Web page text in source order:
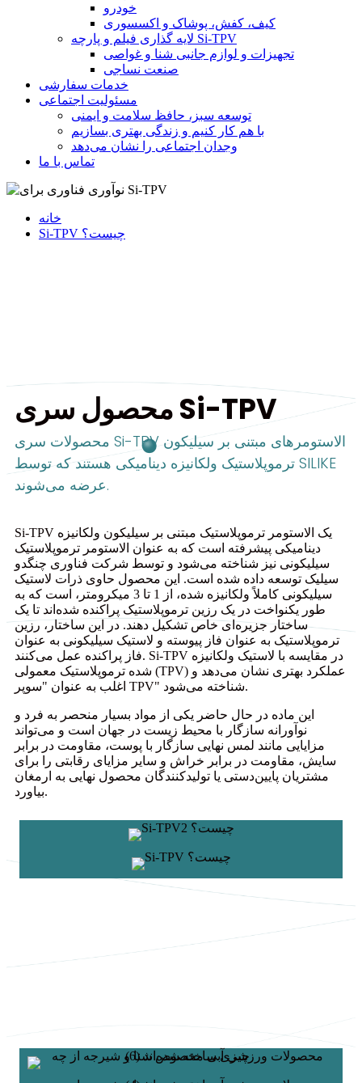
خودرو
کیف، کفش، پوشاک و اکسسوری
لایه گذاری فیلم و پارچه Si-TPV
تجهیزات و لوازم جانبی شنا و غواصی
صنعت نساجی
خدمات سفارشی
مسئولیت اجتماعی
توسعه سبز، حافظ سلامت و ایمنی
با هم کار کنیم و زندگی بهتری بسازیم
وجدان اجتماعی را نشان می‌دهد
تماس با ما
خانه
Si-TPV چیست؟
محصول سری Si-TPV
محصولات سری Si-TPV الاستومرهای مبتنی بر سیلیکون
ترموپلاستیک ولکانیزه دینامیکی هستند که توسط SILIKE
عرضه می‌شوند.
Si-TPV یک الاستومر ترموپلاستیک مبتنی بر سیلیکون ولکانیزه
دینامیکی پیشرفته است که به عنوان الاستومر ترموپلاستیک
سیلیکونی نیز شناخته می‌شود و توسط شرکت فناوری چنگدو
سیلیک توسعه داده شده است. این محصول حاوی ذرات لاستیک
سیلیکونی کاملاً ولکانیزه شده، از 1 تا 3 میکرومتر، است که به
طور یکنواخت در یک رزین ترموپلاستیک پراکنده شده‌اند تا یک
ساختار جزیره‌ای خاص تشکیل دهند. در این ساختار، رزین
ترموپلاستیک به عنوان فاز پیوسته و لاستیک سیلیکونی به عنوان
فاز پراکنده عمل می‌کنند. Si-TPV در مقایسه با لاستیک ولکانیزه
شده ترموپلاستیک معمولی (TPV) عملکرد بهتری نشان می‌دهد و
اغلب به عنوان "سوپر TPV" شناخته می‌شود.
این ماده در حال حاضر یکی از مواد بسیار منحصر به فرد و
نوآورانه سازگار با محیط زیست در جهان است و می‌تواند
مزایایی مانند لمس نهایی سازگار با پوست، مقاومت در برابر
سایش، مقاومت در برابر خراش و سایر مزایای رقابتی را برای
مشتریان پایین‌دستی یا تولیدکنندگان محصول نهایی به ارمغان
بیاورد.